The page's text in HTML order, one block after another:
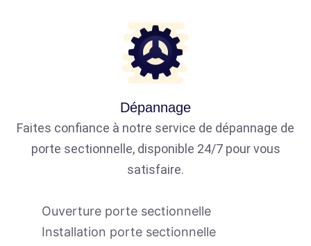
Dépannage
Faites confiance à notre service de dépannage de
porte sectionnelle, disponible 24/7 pour vous
satisfaire.
Ouverture porte sectionnelle
Installation porte sectionnelle